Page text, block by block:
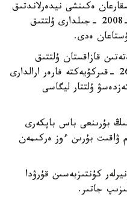
ەكىنشى نيدەرلاندتىق
مامان اتاندى. بۇعان دەيىن 2006-2008 -جىلدارى ۇلتتىق
ەدى.
قازاقستان ۇلتتىق
قۇراماسى العاشقى رەسمي ماتچىن 26 -قىركۇيەكتە فارەر ارالدارى
ۇلتتار ليگاسى
بۇرىنعى باس باپكەرى
ۋاقىت بۇرىن ءوز ەركىمەن
كۇنتىزبەسىن قۇرۋدا
جاتىر.